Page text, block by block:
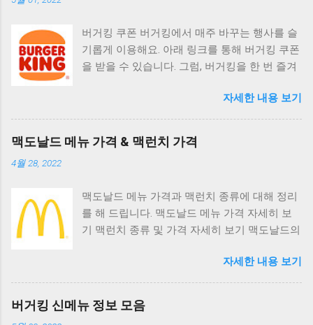
버거킹 쿠폰 버거킹에서 매주 바꾸는 행사를 슬
기롭게 이용해요. 아래 링크를 통해 버거킹 쿠폰
을 받을 수 있습니다. 그럼, 버거킹을 한 번 즐겨
자세한 내용 보기
맥도날드 메뉴 가격 & 맥런치 가격
4월 28, 2022
맥도날드 메뉴 가격과 맥런치 종류에 대해 정리
를 해 드립니다. 맥도날드 메뉴 가격 자세히 보
기 맥런치 종류 및 가격 자세히 보기 맥도날드의
확인하세요! 맥도날드 행사 소식자세한 내용 보기
버거킹 신메뉴 정보 모음